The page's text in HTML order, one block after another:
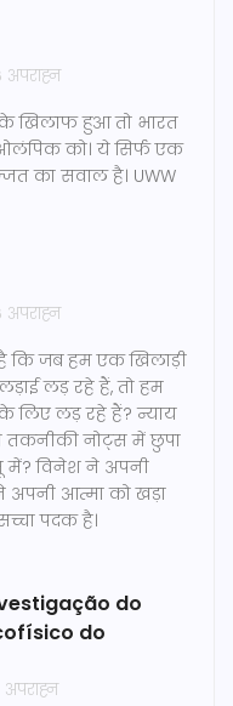
अपराह्न
खिलाफ हुआ तो भारत
को। ये सिर्फ एक
का सवाल है। UWW
अपराह्न
कि जब हम एक खिलाड़ी
लड़ रहे हैं, तो हम
लड़ रहे हैं? न्याय
तकनीकी नोट्स में छुपा
विनेश ने अपनी
अपनी आत्मा को खड़ा
पदक है।
do
do